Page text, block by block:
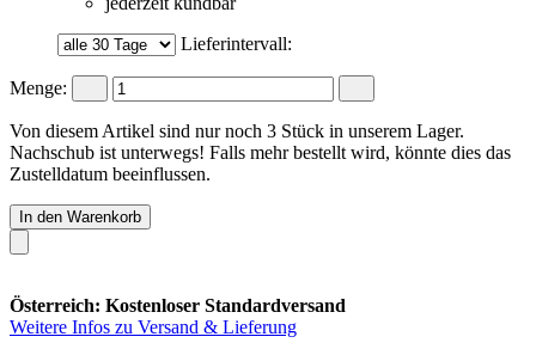
Lieferintervall:
Menge:
Von diesem Artikel sind nur noch 3 Stück in unserem Lager.
Nachschub ist unterwegs! Falls mehr bestellt wird, könnte dies das
Zustelldatum beeinflussen.
In den Warenkorb
Österreich: Kostenloser Standardversand
Weitere Infos zu Versand & Lieferung